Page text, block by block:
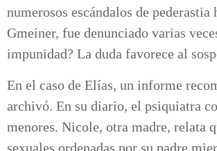
numerosos escándalos de
Gmeiner, fue denunciado varias
impunidad? La duda favorece al
En el caso de Elías, un informe
archivó. En su diario, el psiquiatra
menores. Nicole, otra madre, relata
sexuales ordenadas por su padre